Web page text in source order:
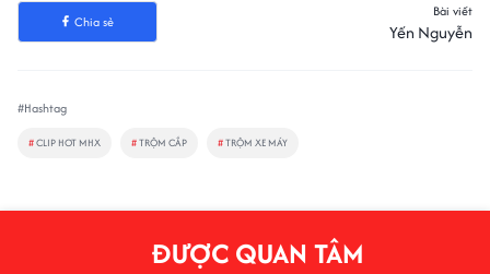
Chia sẻ
Bài viết
Yến Nguyễn
#Hashtag
#CLIP HOT MHX #TRỘM CẮP #TRỘM XE MÁY
ĐƯỢC QUAN TÂM